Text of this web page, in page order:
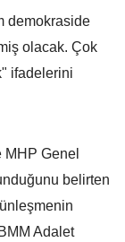
demokraside
olacak. Çok
ifadelerini
Genel
belirten
Adalet